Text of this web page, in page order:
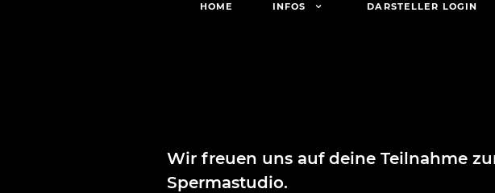
HOME INFOS DARSTELLER LOGIN
Wir freuen uns auf deine Teilnahme
Spermastudio.